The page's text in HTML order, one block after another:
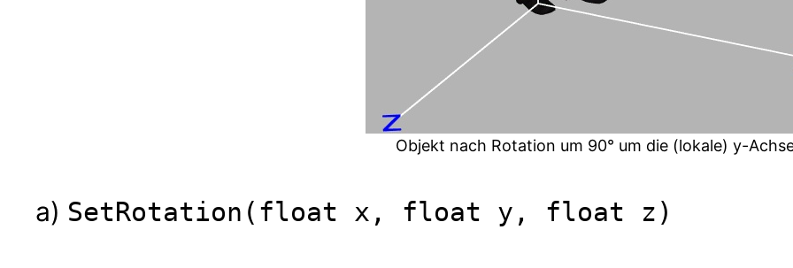
Objekt nach Rotation um 90° um die (lokale) y-
a) SetRotation(float x, float y, float z)